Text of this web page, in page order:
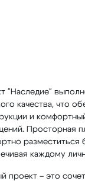
"Наследие"
качества, что
и
Просторная
разместиться
каждому
проект – это